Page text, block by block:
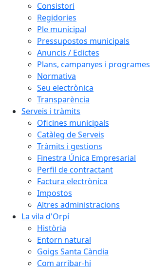
Consistori
Regidories
Ple municipal
Pressupostos municipals
Anuncis / Edictes
Plans, campanyes i programes
Normativa
Seu electrònica
Transparència
Serveis i tràmits
Oficines municipals
Catàleg de Serveis
Tràmits i gestions
Finestra Única Empresarial
Perfil de contractant
Factura electrònica
Impostos
Altres administracions
La vila d'Orpí
Història
Entorn natural
Goigs Santa Càndia
Com arribar-hi